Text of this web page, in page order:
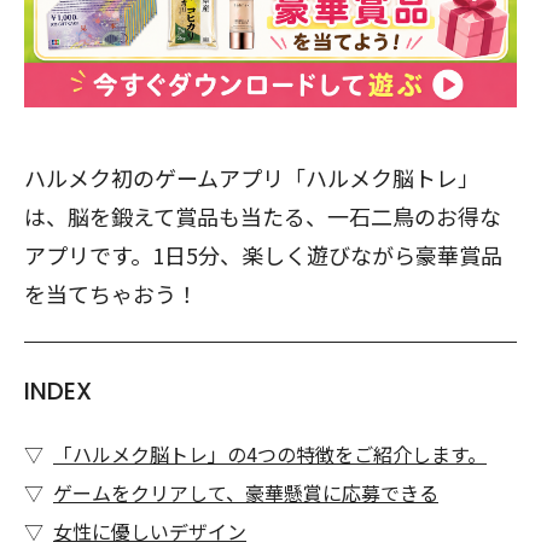
ハルメク初のゲームアプリ「ハルメク脳トレ」
は、脳を鍛えて賞品も当たる、一石二鳥のお得な
アプリです。1日5分、楽しく遊びながら豪華賞品
を当てちゃおう！
INDEX
「ハルメク脳トレ」の4つの特徴をご紹介します。
ゲームをクリアして、豪華懸賞に応募できる
女性に優しいデザイン